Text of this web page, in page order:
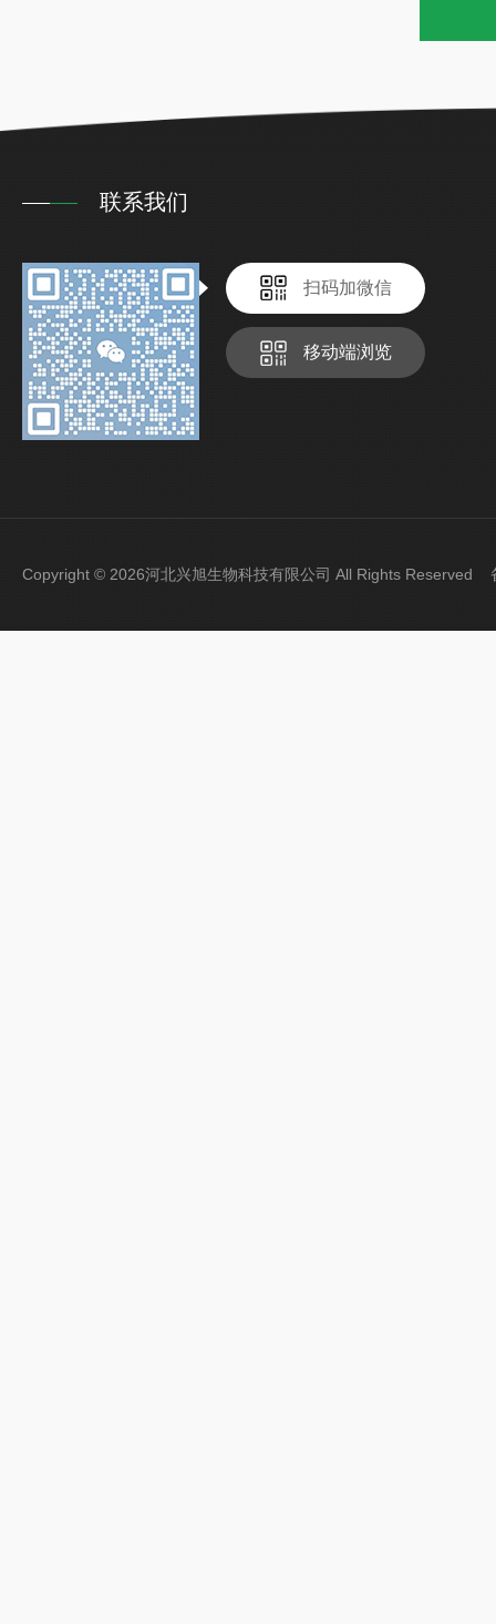
联系我们
扫码加微信
移动端浏览
Copyright © 2026河北兴旭生物科技有限公司 All Rights Reserved